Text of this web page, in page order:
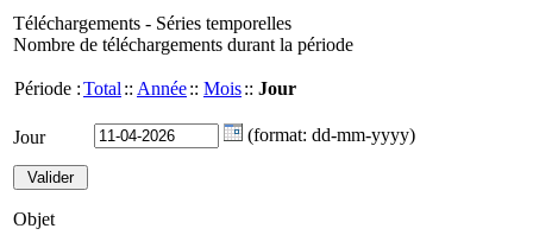
Téléchargements - Séries temporelles
Nombre de téléchargements durant la période
Période :Total :: Année:: Mois:: Jour
Jour (format: dd-mm-yyyy)
Objet